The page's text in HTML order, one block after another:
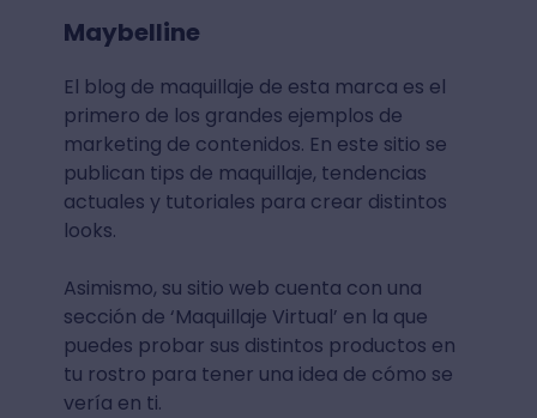
Maybelline
El blog de maquillaje de esta marca es el
primero de los grandes ejemplos de
marketing de contenidos. En este sitio se
publican tips de maquillaje, tendencias
actuales y tutoriales para crear distintos
looks.
Asimismo, su sitio web cuenta con una
sección de ‘Maquillaje Virtual’ en la que
puedes probar sus distintos productos en
tu rostro para tener una idea de cómo se
vería en ti.